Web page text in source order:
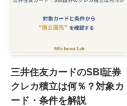
三井住友カードのSBI証券
クレカ積立は何％？対象カ
ード・条件を解説